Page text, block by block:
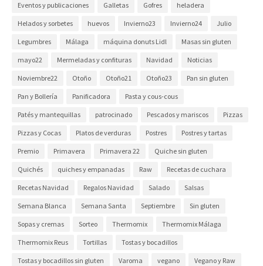
Eventos y publicaciones Galletas Gofres heladera
Helados y sorbetes huevos Invierno23 Invierno24 Julio
Legumbres Málaga máquina donuts Lidl Masas sin gluten
mayo22 Mermeladas y confituras Navidad Noticias
Noviembre22 Otoño Otoño21 Otoño23 Pan sin gluten
Pan y Bollería Panificadora Pasta y cous-cous
Patés y mantequillas patrocinado Pescados y mariscos Pizzas
Pizzas y Cocas Platos de verduras Postres Postres y tartas
Premio Primavera Primavera 22 Quiche sin gluten
Quichés quiches y empanadas Raw Recetas de cuchara
Recetas Navidad Regalos Navidad Salado Salsas
Semana Blanca Semana Santa Septiembre Sin gluten
Sopas y cremas Sorteo Thermomix Thermomix Málaga
Thermomix Reus Tortillas Tostas y bocadillos
Tostas y bocadillos sin gluten Varoma vegano Vegano y Raw